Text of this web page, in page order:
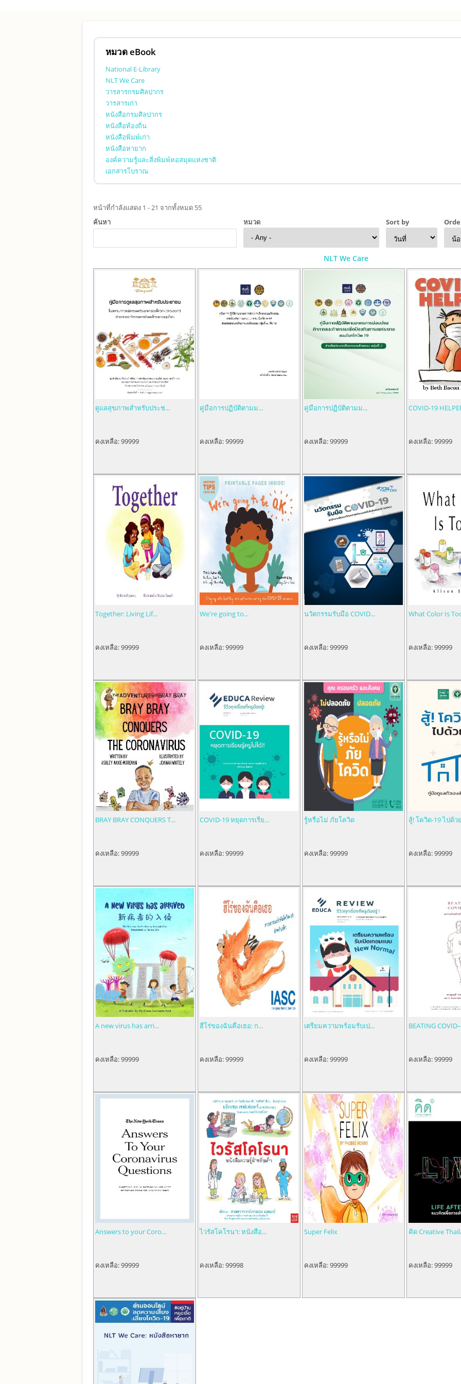
หมวด eBook
National E-Library
NLT We Care
วารสารกรมศิลปากร
วารสารเก่า
หนังสือกรมศิลปากร
หนังสือท้องถิ่น
หนังสือพิมพ์เก่า
หนังสือหายาก
องค์ความรู้และสิ่งพิมพ์หอสมุดแห่งชาติ
เอกสารโบราณ
หน้าที่กำลังแสดง 1 - 21 จากทั้งหมด 55
ค้นหา
หมวด Sort by
NLT We Care
ดูแลสุขภาพสำหรับประช...
คงเหลือ:99999
คู่มือการปฏิบัติตามม...
คงเหลือ:99999
คู่มือการปฏิบัติตามม...
คงเหลือ:99999
COVID-19
คงเหลือ:99999
Together: Living Lif...
คงเหลือ:99999
We're going to...
คงเหลือ:99999
นวัตกรรมรับมือ COVID...
คงเหลือ:99999
What Color Is
คงเหลือ:99999
BRAY BRAY CONQUERS T...
คงเหลือ:99999
COVID-19 หยุดการเรีย...
คงเหลือ:99999
รู้หรือไม่ ภัยโควิด
คงเหลือ:99999
สู้! โควิด-19 ไปด้ว
คงเหลือ:99999
A new virus has arri...
คงเหลือ:99999
ฮีโร่ของฉันคือเธอ: ก...
คงเหลือ:99999
เตรียมความพร้อมรับเป...
คงเหลือ:99999
BEATING
คงเหลือ:99999
Answers to your Coro...
คงเหลือ:99999
ไวรัสโคโรนา: หนังสือ...
คงเหลือ:99998
Super Felix
คงเหลือ:99999
คิด Creative
คงเหลือ:99999